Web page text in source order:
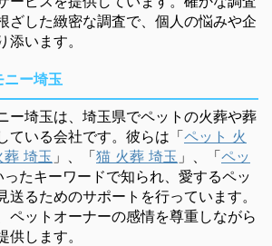
ざした緻密な調査で、個人の悩みや企
います。
ニー埼玉
ー埼玉は、埼玉県でペットの火葬や葬
ている会社です。彼らは「ペット 火
葬 埼玉 」、「猫 火葬 埼玉 」、「ペッ
ったキーワードで知られ、愛するペッ
送るためのサポートを行っています。
ペットオーナーの感情を尊重しながら
します。